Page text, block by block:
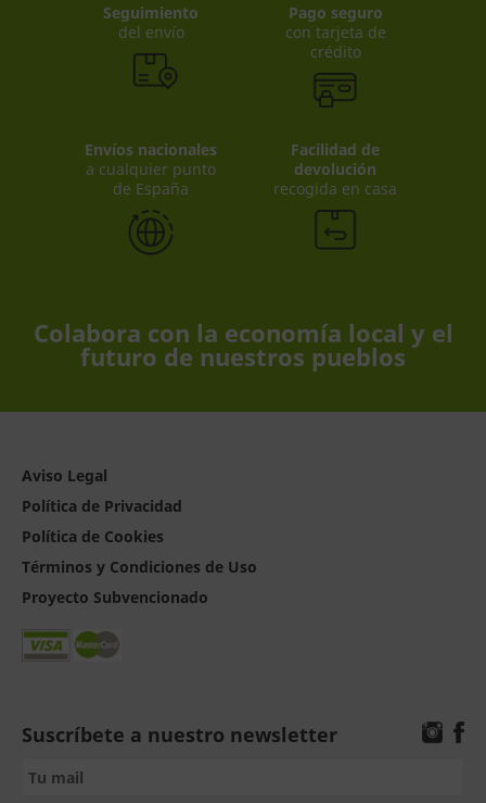
Seguimiento
del envío
Pago seguro
con tarjeta de
crédito
Envíos nacionales
a cualquier punto
de España
Facilidad de
devolución
recogida en casa
Colabora con la economía local y el
futuro de nuestros pueblos
Aviso Legal
Política de Privacidad
Política de Cookies
Términos y Condiciones de Uso
Proyecto Subvencionado
Suscríbete a nuestro newsletter